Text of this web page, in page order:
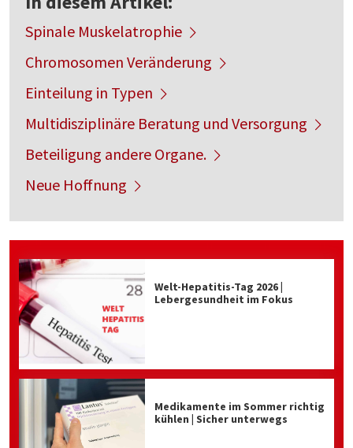
Spinale Muskelatrophie
Chromosomen Veränderung
Einteilung in Typen
Multidisziplinäre Beratung und Versorgung
Beteiligung andere Organe.
Neue Hoffnung
Welt-Hepatitis-Tag 2026 |
Lebergesundheit im Fokus
Medikamente im Sommer richtig
kühlen | Sicher unterwegs